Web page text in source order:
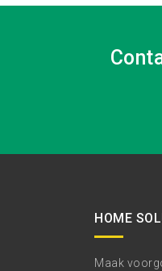
HOME
Maak